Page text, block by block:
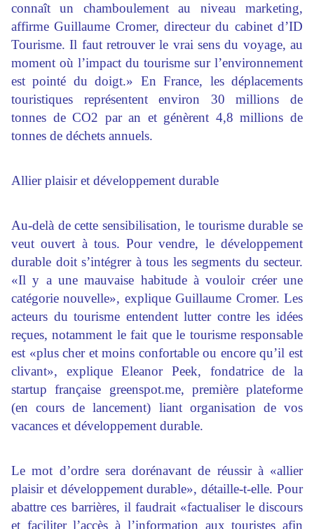
connaît un chamboulement au niveau marketing,
affirme Guillaume Cromer, directeur du cabinet d’ID
Tourisme. Il faut retrouver le vrai sens du voyage, au
moment où l’impact du tourisme sur l’environnement
est pointé du doigt.» En France, les déplacements
touristiques représentent environ 30 millions de
tonnes de CO2 par an et génèrent 4,8 millions de
tonnes de déchets annuels.
Allier plaisir et développement durable
Au-delà de cette sensibilisation, le tourisme durable se
veut ouvert à tous. Pour vendre, le développement
durable doit s’intégrer à tous les segments du secteur.
«Il y a une mauvaise habitude à vouloir créer une
catégorie nouvelle», explique Guillaume Cromer. Les
acteurs du tourisme entendent lutter contre les idées
reçues, notamment le fait que le tourisme responsable
est «plus cher et moins confortable ou encore qu’il est
clivant», explique Eleanor Peek, fondatrice de la
startup française greenspot.me, première plateforme
(en cours de lancement) liant organisation de vos
vacances et développement durable.
Le mot d’ordre sera dorénavant de réussir à «allier
plaisir et développement durable», détaille-t-elle. Pour
abattre ces barrières, il faudrait «factualiser le discours
et faciliter l’accès à l’information aux touristes afin